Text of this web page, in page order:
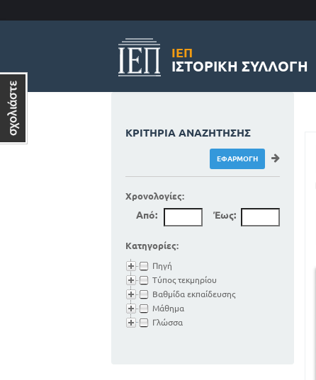
ΙΕΠ
ΙΣΤΟΡΙΚΉ ΣΥΛΛΟΓΉ
ΚΡΙΤΉΡΙΑ ΑΝΑΖΉΤΗΣΗΣ
Χρονολογίες:
Από: Έως:
Κατηγορίες:
Πηγή
Τύπος τεκμηρίου
Βαθμίδα εκπαίδευσης
Μάθημα
Γλώσσα